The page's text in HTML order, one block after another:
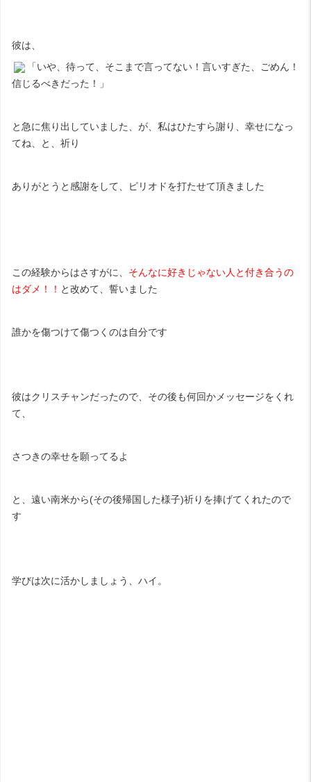
彼は、
「いや、待って、そこまで言ってない！言いすぎた、ごめん！
信じるべきだった！」
と急に焦り出していました、が、私はひたすら謝り、幸せになっ
てね、と、祈り
ありがとうと感謝をして、ピリオドを打たせて頂きました
この経験からはさすがに、 そんなに好きじゃない人と付き合うの
はダメ！！ と改めて、誓いました
誰かを傷つけて傷つくのは自分です
彼はクリスチャンだったので、その後も何回かメッセージをくれ
て、
さつきの幸せを願ってるよ
と、遠い南米から(その後帰国した様子)祈りを捧げてくれたので
す
学びは次に活かしましょう、ハイ。